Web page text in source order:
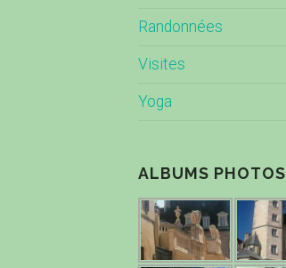
Randonnées
Visites
Yoga
ALBUMS PHOTOS